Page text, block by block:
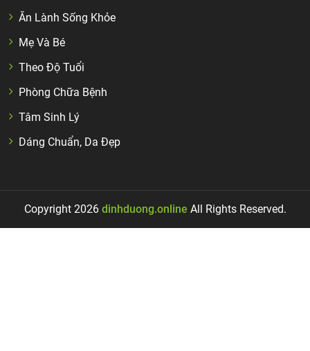
Ăn Lành Sống Khỏe
Mẹ Và Bé
Theo Độ Tuổi
Phòng Chữa Bệnh
Tâm Sinh Lý
Dáng Chuẩn, Da Đẹp
Copyright 2026 dinhduong.online All Rights Reserved.